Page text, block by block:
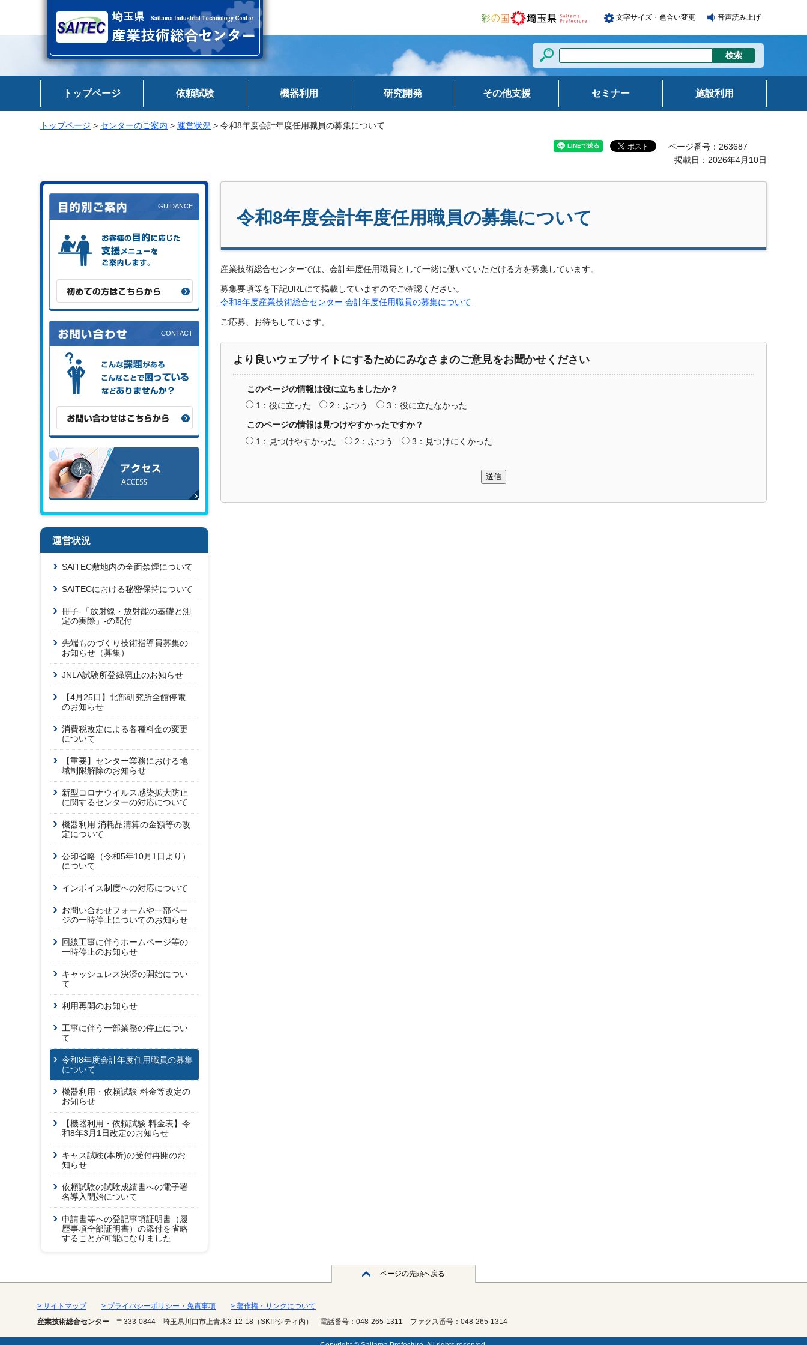
文字サイズ・色合い変更 音声読み上げ
トップページ 依頼試験 機器利用 研究開発 その他支援 セミナー 施設利用
トップページ > センターのご案内 > 運営状況 > 令和8年度会計年度任用職員の募集について
ページ番号：263687
掲載日：2026年4月10日
お客様の目的に応じた支援メニュー
をご案内します。
初めての方はこちらから
こんな課題がある、こんなことで困
っている、などありませんか？
お問い合わせはこちらから
アクセス
運営状況
SAITEC敷地内の全面禁煙について
SAITECにおける秘密保持について
冊子-「放射線・放射能の基礎と測
定の実際」-の配付
先端ものづくり技術指導員募集の
お知らせ（募集）
JNLA試験所登録廃止のお知らせ
【4月25日】北部研究所全館停電
のお知らせ
消費税改定による各種料金の変更
について
【重要】センター業務における地
域制限解除のお知らせ
新型コロナウイルス感染拡大防止
に関するセンターの対応について
機器利用 消耗品清算の金額等の改
定について
公印省略（令和5年10月1日より）
について
インボイス制度への対応について
お問い合わせフォームや一部ペー
ジの一時停止についてのお知らせ
回線工事に伴うホームページ等の
一時停止のお知らせ
キャッシュレス決済の開始につい
て
利用再開のお知らせ
工事に伴う一部業務の停止につい
て
令和8年度会計年度任用職員の募集
について
機器利用・依頼試験 料金等改定の
お知らせ
【機器利用・依頼試験 料金表】令
和8年3月1日改定のお知らせ
キャス試験(本所)の受付再開のお
知らせ
依頼試験の試験成績書への電子署
名導入開始について
申請書等への登記事項証明書（履
歴事項全部証明書）の添付を省略
することが可能になりました
令和8年度会計年度任用職員の募集について
産業技術総合センターでは、会計年度任用職員として一緒に働いていただける方を募集しています。
募集要項等を下記URLにて掲載していますのでご確認ください。
令和8年度産業技術総合センター 会計年度任用職員の募集について
ご応募、お待ちしています。
より良いウェブサイトにするためにみなさまのご意見をお聞かせください
このページの情報は役に立ちましたか？
1：役に立った
2：ふつう
3：役に立たなかった
このページの情報は見つけやすかったですか？
1：見つけやすかった
2：ふつう 3：見つけにくかった
送信
ページの先頭へ戻る
> サイトマップ > プライバシーポリシー・免責事項
> 著作権・リンクについて
産業技術総合センター
〒333-0844 埼玉県川口市上青木3-12-18（SKIPシティ内） 電話番号：048-265-1311 ファクス番号：048-265-1314